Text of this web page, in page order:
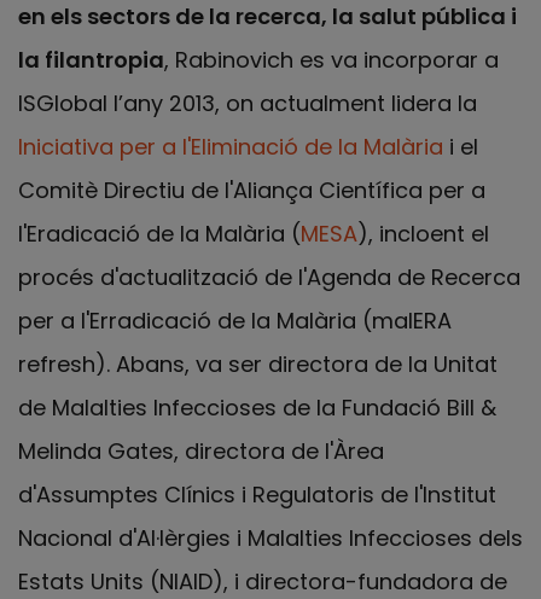
en els sectors de la recerca, la salut pública i
la filantropia, Rabinovich es va incorporar a
ISGlobal l’any 2013, on actualment lidera la
Iniciativa per a l'Eliminació de la Malària i el
Comitè Directiu de l'Aliança Científica per a
l'Eradicació de la Malària (MESA), incloent el
procés d'actualització de l'Agenda de Recerca
per a l'Erradicació de la Malària (malERA
refresh). Abans, va ser directora de la Unitat
de Malalties Infeccioses de la Fundació Bill &
Melinda Gates, directora de l'Àrea
d'Assumptes Clínics i Regulatoris de l'Institut
Nacional d'Al·lèrgies i Malalties Infeccioses dels
Estats Units (NIAID), i directora-fundadora de